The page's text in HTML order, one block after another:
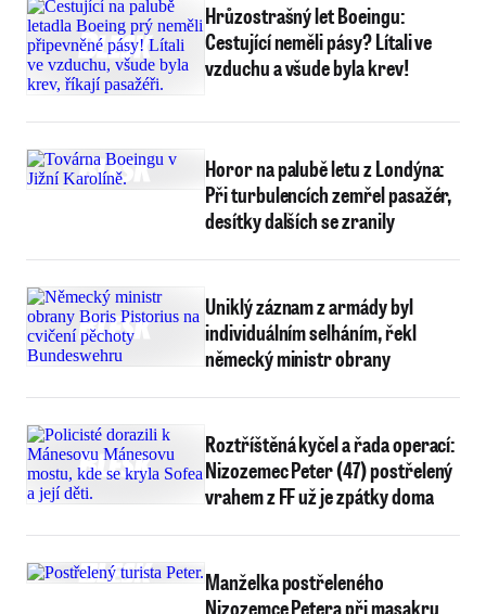
Hrůzostrašný let Boeingu:
Cestující neměli pásy? Lítali ve
vzduchu a všude byla krev!
Horor na palubě letu z Londýna:
Při turbulencích zemřel pasažér,
desítky dalších se zranily
Uniklý záznam z armády byl
individuálním selháním, řekl
německý ministr obrany
Roztříštěná kyčel a řada operací:
Nizozemec Peter (47) postřelený
vrahem z FF už je zpátky doma
Manželka postřeleného
Nizozemce Petera při masakru